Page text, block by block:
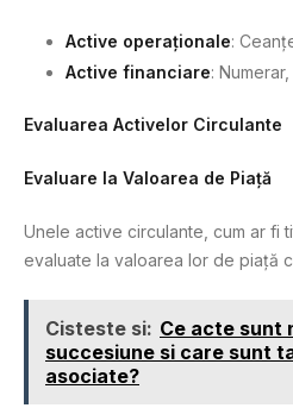
Active operaționale:
Active financiare:
Evaluarea Activelor Circulante
Evaluare la Valoarea de Piață
Unele active circulante, cum ar fi
evaluate la valoarea lor de piață
Cisteste si: Ce acte sunt
succesiune si care sunt
asociate?